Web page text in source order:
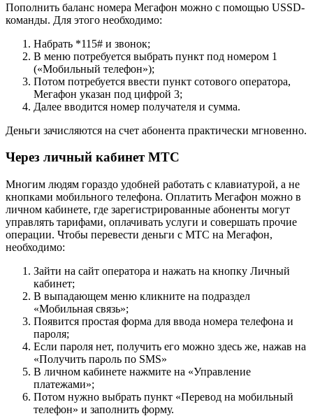
Пополнить баланс номера Мегафон можно с помощью USSD-
команды. Для этого необходимо:
Набрать *115# и звонок;
В меню потребуется выбрать пункт под номером 1
(«Мобильный телефон»);
Потом потребуется ввести пункт сотового оператора,
Мегафон указан под цифрой 3;
Далее вводится номер получателя и сумма.
Деньги зачисляются на счет абонента практически мгновенно.
Через личный кабинет МТС
Многим людям гораздо удобней работать с клавиатурой, а не
кнопками мобильного телефона. Оплатить Мегафон можно в
личном кабинете, где зарегистрированные абоненты могут
управлять тарифами, оплачивать услуги и совершать прочие
операции. Чтобы перевести деньги с МТС на Мегафон,
необходимо:
Зайти на сайт оператора и нажать на кнопку Личный
кабинет;
В выпадающем меню кликните на подраздел
«Мобильная связь»;
Появится простая форма для ввода номера телефона и
пароля;
Если пароля нет, получить его можно здесь же, нажав на
«Получить пароль по SMS»
В личном кабинете нажмите на «Управление
платежами»;
Потом нужно выбрать пункт «Перевод на мобильный
телефон» и заполнить форму.